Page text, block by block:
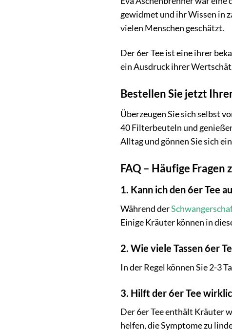
gewidmet und ihr Wissen in
vielen Menschen geschätzt.
Der 6er Tee ist eine ihrer
ein Ausdruck ihrer
Bestellen Sie jetzt
Überzeugen Sie sich selbst
40 Filterbeuteln und
Alltag und gönnen Sie sich
FAQ – Häufige Fragen
1. Kann ich den 6er Tee
Während der
Einige Kräuter können in
2. Wie viele Tassen 6er
In der Regel können Sie 2-3
3. Hilft der 6er Tee
Der 6er Tee enthält Kräuter
helfen, die Symptome zu